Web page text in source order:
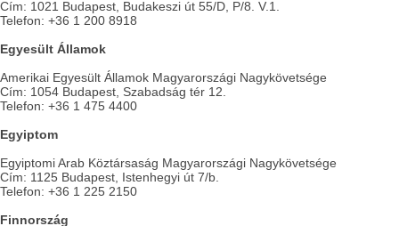
Cím: 1021 Budapest, Budakeszi út 55/D, P/8. V.1.
Telefon: +36 1 200 8918
Egyesült Államok
Amerikai Egyesült Államok Magyarországi Nagykövetsége
Cím: 1054 Budapest, Szabadság tér 12.
Telefon: +36 1 475 4400
Egyiptom
Egyiptomi Arab Köztársaság Magyarországi Nagykövetsége
Cím: 1125 Budapest, Istenhegyi út 7/b.
Telefon: +36 1 225 2150
Finnország